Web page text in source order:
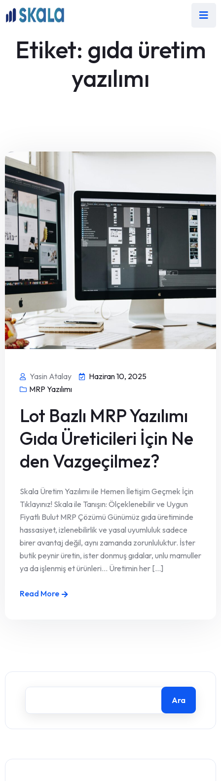
Etiket: gıda üretim
yazılımı
Yasin Atalay
Haziran 10, 2025
MRP Yazılımı
Lot Bazlı MRP Yazılımı
Gıda Üreticileri İçin Ne
den Vazgeçilmez?
Skala Üretim Yazılımı ile Hemen İletişim Geçmek İçin
Tıklayınız! Skala ile Tanışın: Ölçeklenebilir ve Uygun
Fiyatlı Bulut MRP Çözümü Günümüz gıda üretiminde
hassasiyet, izlenebilirlik ve yasal uyumluluk sadece
birer avantaj değil, aynı zamanda zorunluluktur. İster
butik peynir üretin, ister donmuş gıdalar, unlu mamuller
ya da işlenmiş et ürünleri… Üretimin her [...]
Read More
Ara